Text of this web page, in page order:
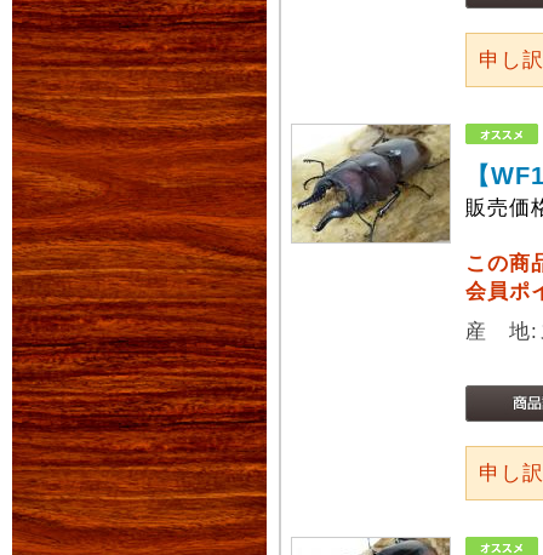
申し
【
販売価
この商
会員ポ
産 地:
申し